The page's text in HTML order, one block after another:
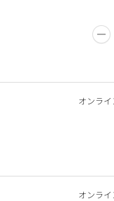
オンラ
オンラ